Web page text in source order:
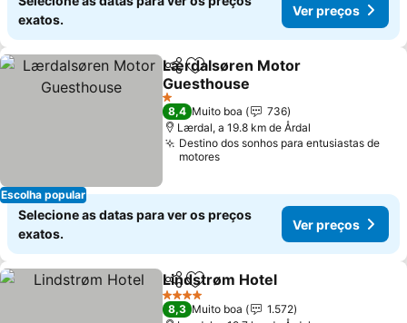
exatos.
Ver preços
Escolha popular
PartilharAdicionar aos favoritos
Lærdalsøren Motor
Guesthouse
1 Estrelas
8,4 Muito boa
736
Lærdal, a 19.8 km de Årdal
Destino dos sonhos para entusiastas de
motores
Selecione as datas para ver os preços
exatos.
Ver preços
PartilharAdicionar aos favoritos
Lindstrøm Hotel
4 Estrelas
8,3 Muito boa
1.572